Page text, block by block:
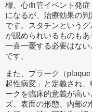
標、心血管イベント発
になるが、治療効果の
です。スタチンという
が認められいるものも
一喜一憂する必要はな
です。
また、プラーク（
起性病変」と定義され
ークを臨床的意義が高
ズ、表面の形態、内部